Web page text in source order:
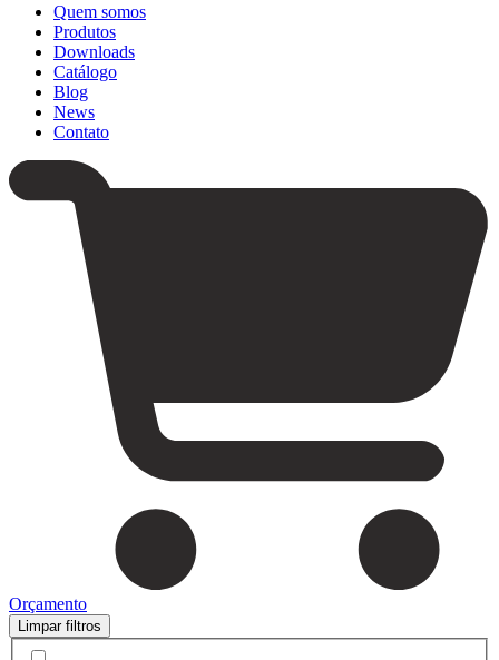
Quem somos
Produtos
Downloads
Catálogo
Blog
News
Contato
Orçamento
Limpar filtros